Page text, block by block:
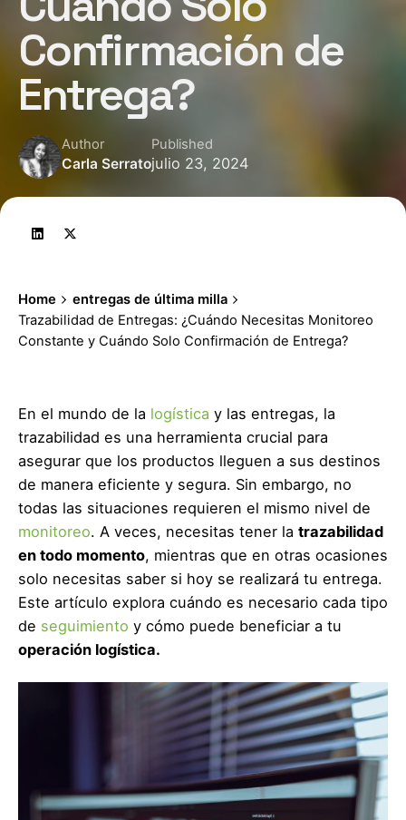
Confirmación de
Entrega?
Author
Carla Serrato
Published
julio 23, 2024
Home
entregas de última milla
Trazabilidad de Entregas: ¿Cuándo Necesitas Monitoreo
Constante y Cuándo Solo Confirmación de Entrega?
En el mundo de la logística y las entregas, la
trazabilidad es una herramienta crucial para
asegurar que los productos lleguen a sus destinos
de manera eficiente y segura. Sin embargo, no
todas las situaciones requieren el mismo nivel de
monitoreo. A veces, necesitas tener la trazabilidad
en todo momento, mientras que en otras ocasiones
solo necesitas saber si hoy se realizará tu entrega.
Este artículo explora cuándo es necesario cada tipo
de seguimiento y cómo puede beneficiar a tu
operación logística.